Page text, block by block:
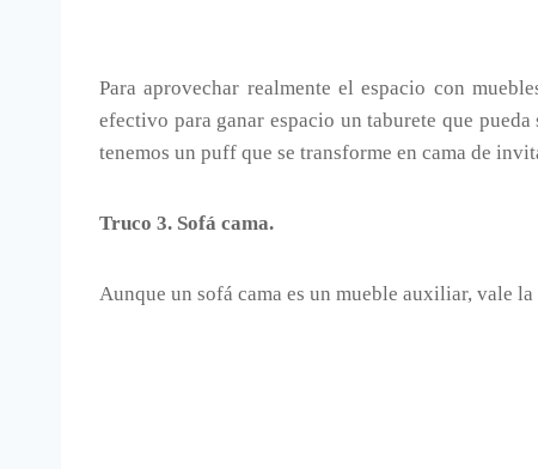
Para aprovechar realmente el espacio con
efectivo para ganar espacio un taburete que
tenemos un puff que se transforme en cama de
Truco 3. Sofá cama.
Aunque un sofá cama es un mueble auxiliar, vale